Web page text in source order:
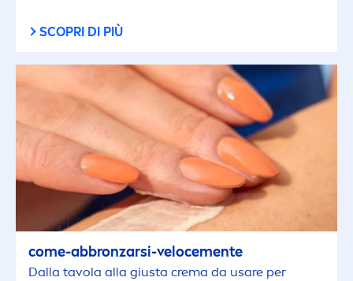
SCOPRI DI PIÙ
come-abbronzarsi-velocemente
Dalla tavola alla giusta crema da usare per